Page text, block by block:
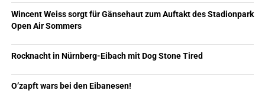
Wincent Weiss sorgt für Gänsehaut zum Auftakt des Stadionpark
Open Air Sommers
Rocknacht in Nürnberg-Eibach mit Dog Stone Tired
O’zapft wars bei den Eibanesen!